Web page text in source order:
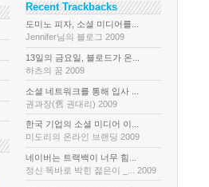
Recent Trackbacks
도미노 피자, 소셜 미디어를...
Jennifer님의 블로그 2009
13일의 금요일, 블로드가 온...
하츠의 꿈 2009
소셜 네트워크를 통해 입사 ...
권과장(舊 권대리) 2009
한국 기업의 소셜 미디어 이...
미도리의 온라인 브랜딩 2009
네이버는 트랙백이 너무 힘...
정신 똑바로 박힌 젊은이 _... 2009